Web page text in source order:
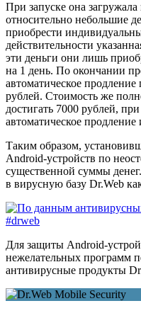
При запуске она загружала
относительно небольшие
приобрести
действительности
эти деньги они лишь
на 1 день. По окончании
автоматическое
рублей. Стоимость же
достигать 7000 рублей,
автоматическое
Таким образом,
Android-устройств по
существенной суммы
в вирусную базу Dr.Web
Для защиты Android-
нежелательных программ
антивирусные продукты